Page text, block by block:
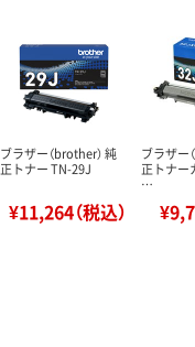
ブラザー（brother） 純
正トナー TN-29J
¥11,264（税込）
ブラザー
正トナー
…